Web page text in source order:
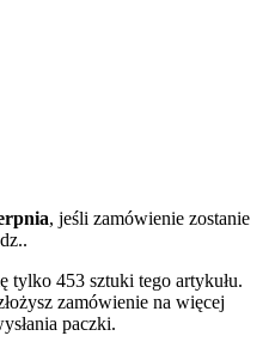
, jeśli zamówienie zostanie
.
tylko 453 sztuki tego artykułu.
zamówienie na więcej
paczki.